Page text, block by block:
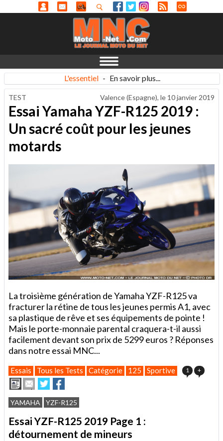
L'essentiel - En savoir plus...
TEST Valence (Espagne), le 10 janvier 2019
Essai Yamaha YZF-R125 2019 :
Un sacré coût pour les jeunes
motards
La troisième génération de Yamaha YZF-R125 va
fracturer la rétine de tous les jeunes permis A1, avec
sa plastique de rêve et ses équipements de pointe !
Mais le porte-monnaie parental craquera-t-il aussi
facilement devant son prix de 5299 euros ? Réponses
dans notre essai MNC...
Essais Tous les Tests Catégorie 125 Sportive 1 +
ImprimerEnvoyer
cet
article
à
un
ami
Partager
sur
Twitter
sur
Facebook
YAMAHA YZF-R125
Essai YZF-R125 2019 Page 1 :
détournement de mineurs